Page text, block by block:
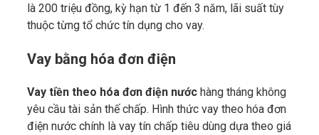
là 200 triệu đồng, kỳ hạn từ 1 đến 3 năm, lãi suất tùy
thuộc từng tổ chức tín dụng cho vay.
Vay bằng hóa đơn điện
Vay tiền theo hóa đơn điện nước hàng tháng không
yêu cầu tài sản thế chấp. Hình thức vay theo hóa đơn
điện nước chính là vay tín chấp tiêu dùng dựa theo giá